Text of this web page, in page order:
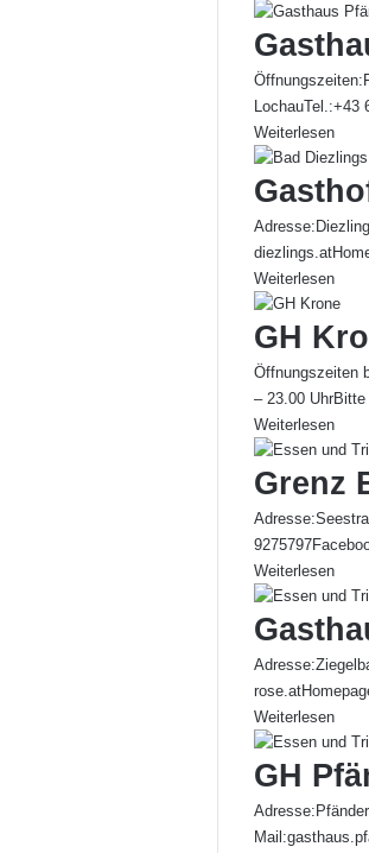
LochauTel.:+43
Weiterlesen
Weiterlesen
GH
Öffnungszeiten
– 23.00
Weiterlesen
Grenz
Weiterlesen
Weiterlesen
GH